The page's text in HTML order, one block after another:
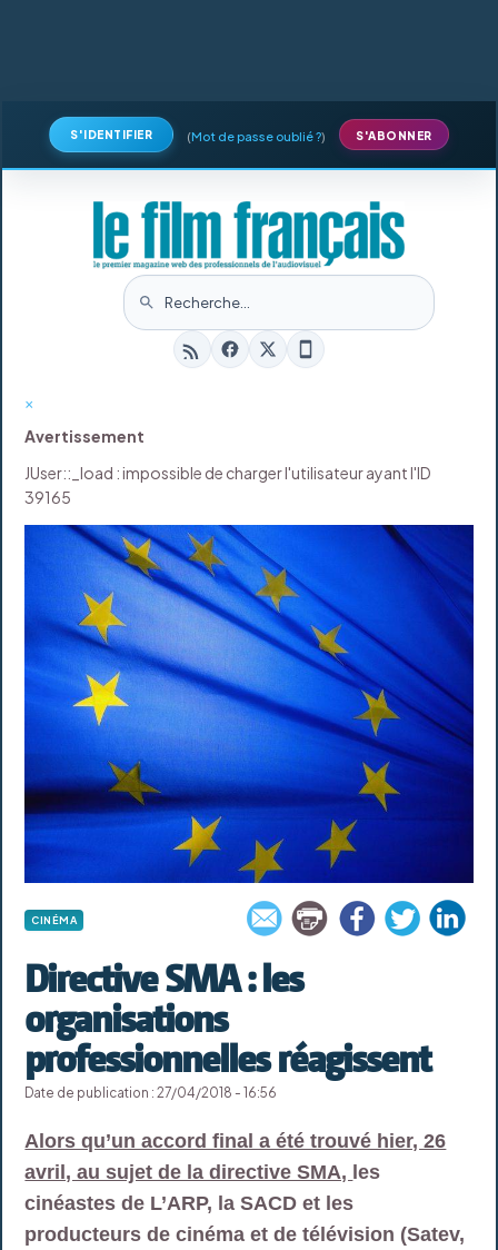
S'IDENTIFIER (Mot de passe oublié ?) S'ABONNER
×
Avertissement
JUser::_load : impossible de charger l'utilisateur ayant l'ID
39165
CINÉMA
Directive SMA : les
organisations
professionnelles réagissent
Date de publication : 27/04/2018 - 16:56
Alors qu’un accord final a été trouvé hier, 26
avril, au sujet de la directive SMA, les
cinéastes de L’ARP, la SACD et les
producteurs de cinéma et de télévision (Satev,